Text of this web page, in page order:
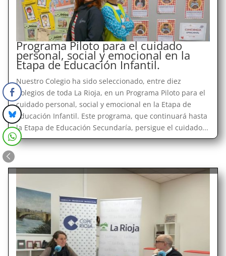
Programa Piloto para el cuidado
personal, social y emocional en la
Etapa de Educación Infantil.
Nuestro Colegio ha sido seleccionado, entre diez
Colegios de toda La Rioja, en un Programa Piloto para el
cuidado personal, social y emocional en la Etapa de
Educación Infantil. Este programa, que continuará hasta
la Etapa de Educación Secundaría, persigue el cuidado...